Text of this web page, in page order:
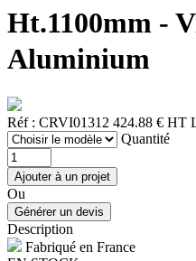
Ht.1100mm -
Aluminium
Réf : CRVI01312 424.88 € HT
Quantité
Ou
Description
Fabriqué en France